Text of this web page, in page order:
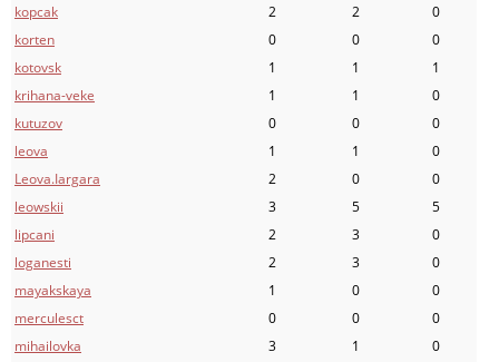
kopcak
2 2
0
korten
0 0
0
kotovsk
1 1
1
krihana-veke
1 1
0
kutuzov
0 0
0
leova
1 1
0
Leova.Iargara
2 0
0
leowskii
3 5
5
lipcani
2 3
0
loganesti
2 3
0
mayakskaya
1 0
0
merculesct
0 0
0
mihailovka
3 1
0